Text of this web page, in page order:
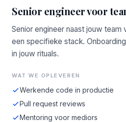
Senior engineer voor
Senior engineer naast jouw
een specifieke stack.
in jouw rituals.
WAT WE OPLEVEREN
Werkende code in productie
Pull request reviews
Mentoring voor mediors